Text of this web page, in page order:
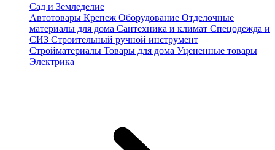
Сад и Земледелие
Автотовары Крепеж Оборудование Отделочные
материалы для дома Сантехника и климат Спецодежда и
СИЗ Строительный ручной инструмент
Стройматериалы Товары для дома Уцененные товары
Электрика